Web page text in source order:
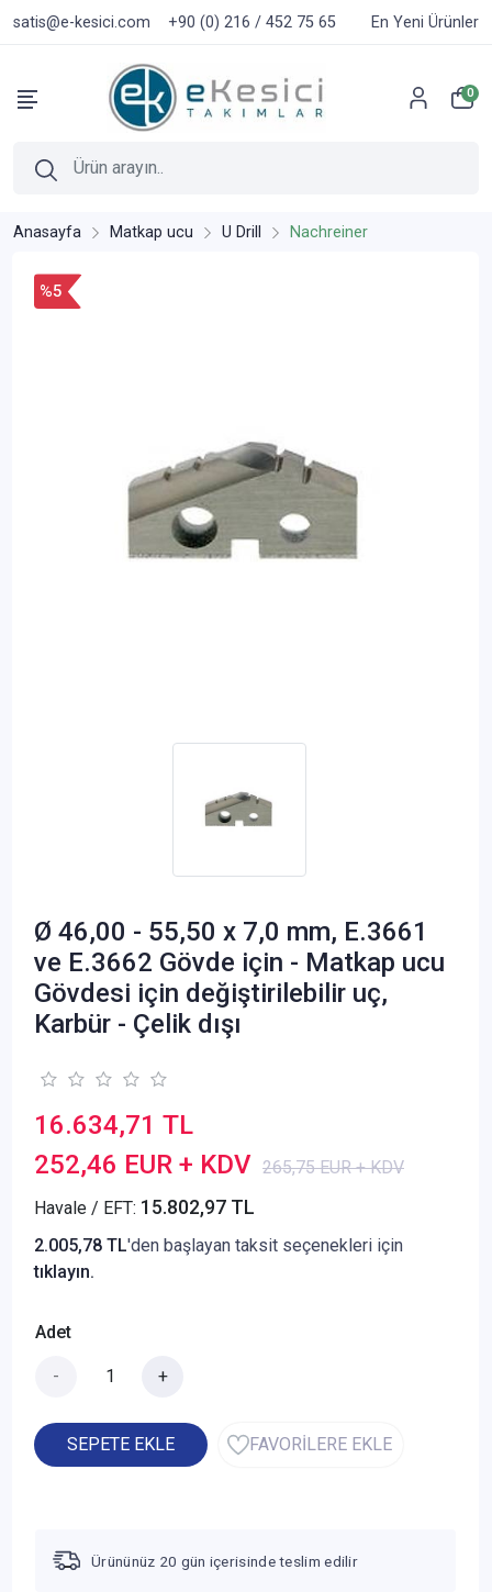
satis@e-kesici.com +90 (0) 216 / 452 75 65 En Yeni Ürünler
0
Anasayfa Matkap ucu U Drill Nachreiner
%5
Ø 46,00 - 55,50 x 7,0 mm, E.3661
ve E.3662 Gövde için - Matkap ucu
Gövdesi için değiştirilebilir uç,
Karbür - Çelik dışı
16.634,71 TL
252,46 EUR + KDV 265,75 EUR + KDV
Havale / EFT: 15.802,97 TL
2.005,78 TL'den başlayan taksit seçenekleri için
tıklayın.
Adet
- +
SEPETE EKLE FAVORİLERE EKLE
Ürününüz 20 gün içerisinde teslim edilir